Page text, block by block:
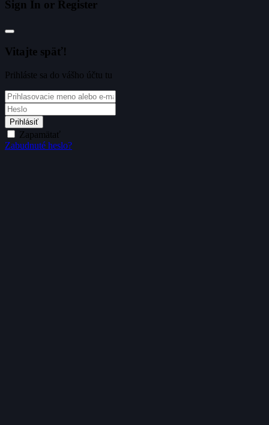
Sign In or Register
Vitajte späť!
Prihláste sa do vášho účtu tu
Prihlásiť
Zapamätať
Zabudnuté heslo?